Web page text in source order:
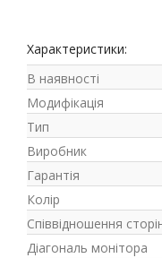
Характеристики:
В наявності
Модифікація
Тип
Виробник
Гарантія
Колір
Співвідношення
Діагональ монітора